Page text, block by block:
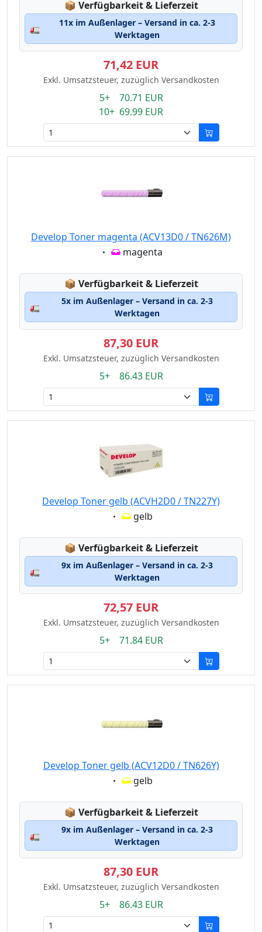
📦 Lagerstatus:
Verfügbarkeit & Lieferzeit
🚛
11x im Außenlager – Versand in ca. 2-3
Werktagen
71,42 EUR
Exkl. Umsatzsteuer, zuzüglich Versandkosten
5+ 70.71 EUR
10+ 69.99 EUR
Develop Toner magenta (ACV13D0 / TN626M)
Eigenschaft:
magenta
📦 Lagerstatus:
Verfügbarkeit & Lieferzeit
🚛
5x im Außenlager – Versand in ca. 2-3
Werktagen
87,30 EUR
Exkl. Umsatzsteuer, zuzüglich Versandkosten
5+ 86.43 EUR
Develop Toner gelb (ACVH2D0 / TN227Y)
Eigenschaft:
gelb
📦 Lagerstatus:
Verfügbarkeit & Lieferzeit
🚛
9x im Außenlager – Versand in ca. 2-3
Werktagen
72,57 EUR
Exkl. Umsatzsteuer, zuzüglich Versandkosten
5+ 71.84 EUR
Develop Toner gelb (ACV12D0 / TN626Y)
Eigenschaft:
gelb
📦 Lagerstatus:
Verfügbarkeit & Lieferzeit
🚛
9x im Außenlager – Versand in ca. 2-3
Werktagen
87,30 EUR
Exkl. Umsatzsteuer, zuzüglich Versandkosten
5+ 86.43 EUR